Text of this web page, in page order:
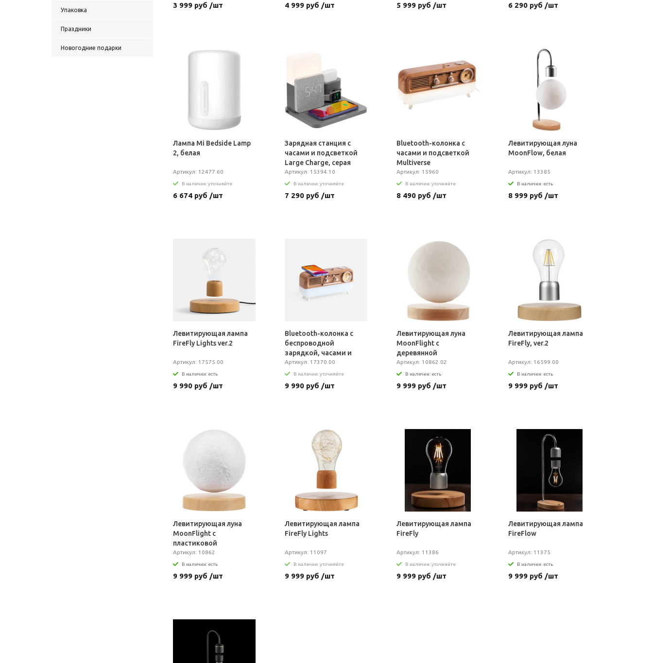
Упаковка
Праздники
Новогодние подарки
3 999 руб /шт 4 999 руб /шт 5 999 руб /шт 6 290 руб /шт
Лампа Mi Bedside Lamp
2, белая
Артикул: 12477.60
В наличии: уточняйте
6 674 руб /шт
Зарядная станция с
часами и подсветкой
Large Charge, серая
Артикул: 15394.10
В наличии: уточняйте
7 290 руб /шт
Bluetooth-колонка с
часами и подсветкой
Multiverse
Артикул: 15960
В наличии: уточняйте
8 490 руб /шт
Левитирующая луна
MoonFlow, белая
Артикул: 13385
В наличии: есть
8 999 руб /шт
Левитирующая лампа
FireFly Lights ver.2
Артикул: 17575.00
В наличии: есть
9 990 руб /шт
Bluetooth-колонка с
беспроводной
зарядкой, часами и
подсветкой Multiverse,
ver.2
Артикул: 17370.00
В наличии: уточняйте
9 990 руб /шт
Левитирующая луна
MoonFlight с
деревянной
подставкой
Артикул: 10862.02
В наличии: есть
9 999 руб /шт
Левитирующая лампа
FireFly, ver.2
Артикул: 16599.00
В наличии: есть
9 999 руб /шт
Левитирующая луна
MoonFlight с
пластиковой
подставкой
Артикул: 10862
В наличии: есть
9 999 руб /шт
Левитирующая лампа
FireFly Lights
Артикул: 11097
В наличии: уточняйте
9 999 руб /шт
Левитирующая лампа
FireFly
Артикул: 11386
В наличии: уточняйте
9 999 руб /шт
Левитирующая лампа
FireFlow
Артикул: 11375
В наличии: есть
9 999 руб /шт